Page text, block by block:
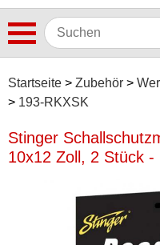
Startseite Zubehör
193-RKXSK
Autoradios
Dashcams
Stinger
10x12 Zoll, 2 Stück -